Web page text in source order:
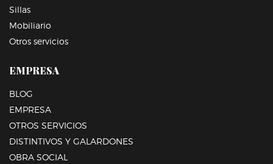
Sillas
Mobiliario
Otros servicios
EMPRESA
BLOG
EMPRESA
OTROS SERVICIOS
DISTINTIVOS Y GALARDONES
OBRA SOCIAL